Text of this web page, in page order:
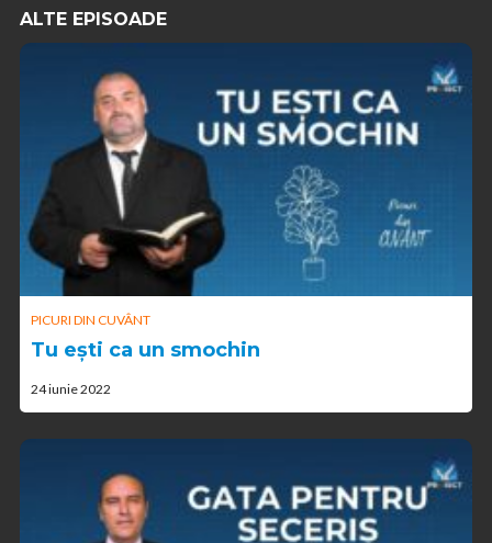
ALTE EPISOADE
PICURI DIN CUVÂNT
Tu ești ca un smochin
24 iunie 2022